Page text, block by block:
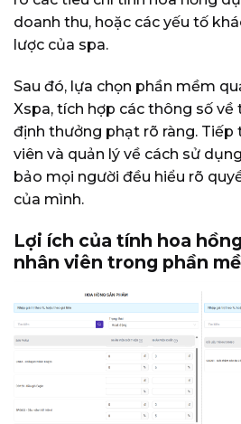
doanh thu, hoặc các yếu tố
lược của spa.
Sau đó, lựa chọn phần mềm
Xspa, tích hợp các thông số về
định thưởng phạt rõ ràng. Tiếp
viên và quản lý về cách sử
bảo mọi người đều hiểu rõ
của mình.
Lợi ích của tính hoa
nhân viên trong phần